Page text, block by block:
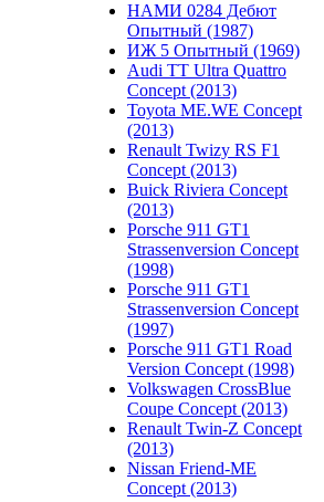
НАМИ 0284 Дебют
Опытный (1987)
ИЖ 5 Опытный (1969)
Audi TT Ultra Quattro
Concept (2013)
Toyota ME.WE Concept
(2013)
Renault Twizy RS F1
Concept (2013)
Buick Riviera Concept
(2013)
Porsche 911 GT1
Strassenversion Concept
(1998)
Porsche 911 GT1
Strassenversion Concept
(1997)
Porsche 911 GT1 Road
Version Concept (1998)
Volkswagen CrossBlue
Coupe Concept (2013)
Renault Twin-Z Concept
(2013)
Nissan Friend-ME
Concept (2013)